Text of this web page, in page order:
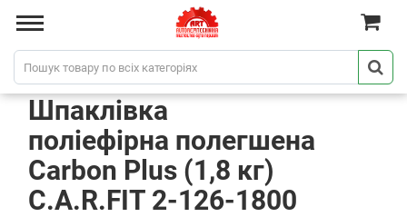
Шпаклівка
поліефірна полегшена
Carbon Plus (1,8 кг)
C.A.R.FIT 2-126-1800